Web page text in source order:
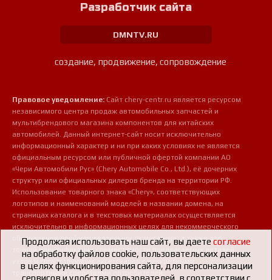
Разработчик сайта
DMNTV.RU
создание, продвижение, сопровождение
Правовое уведомление: Сайт chery-centr.ru является ресурсом
независимого центра продаж автомобильных запчастей и
мультибрендового магазина компонентов для китайских
автомобилей. Данный интернет-сайт носит исключительно
информационный характер и ни при каких условиях не является
официальным ресурсом или публичной офертой компании АО
«Чери Автомобили Рус» (Chery Automobile Co., Ltd.), её дочерних
структур или официальных дилеров бренда на территории РФ.
Использование товарного знака «Chery», соответствующих
логотипов и наименований моделей в названии домена, на
страницах каталога и в текстовых материалах осуществляется
исключительно в информационных целях для некоммерческого
обозначения профиля деятельности магазина, а также для
точной идентификации совместимости предлагаемых деталей,
узлов и сопутствующих аксессуаров с конкретными
транспортными средствами потребителей.
Продолжая использовать наш сайт, вы даетесогласие
на обработку файлов cookie, пользовательских данных
в целях функционирования сайта, для персонализации
сервисов и удобства пользователей, в соответствии с